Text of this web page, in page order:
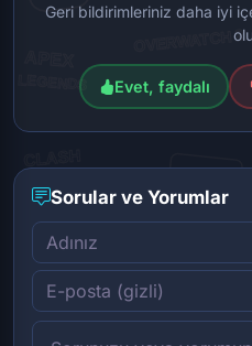
Geri bildirimleriniz daha iyi
Evet, faydalı
Sorular ve Yorumlar